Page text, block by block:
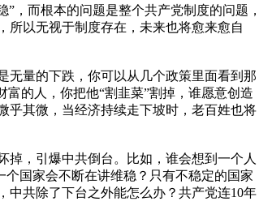
，而根本的问题是整个共产党制度的问题，
所以无视于制度存在，未来也将愈来愈自
无量的下跌，你可以从几个政策里面看到那
的人，你把他“割韭菜”割掉，谁愿意创造
乎其微，当经济持续走下坡时，老百姓也将
，引爆中共倒台。比如，谁会想到一个人
国家会不断在讲维稳？只有不稳定的国家
中共除了下台之外能怎么办？共产党连10年